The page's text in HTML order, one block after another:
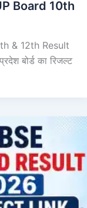
Board 10th
& 12th Result
बोर्ड का रिजल्ट